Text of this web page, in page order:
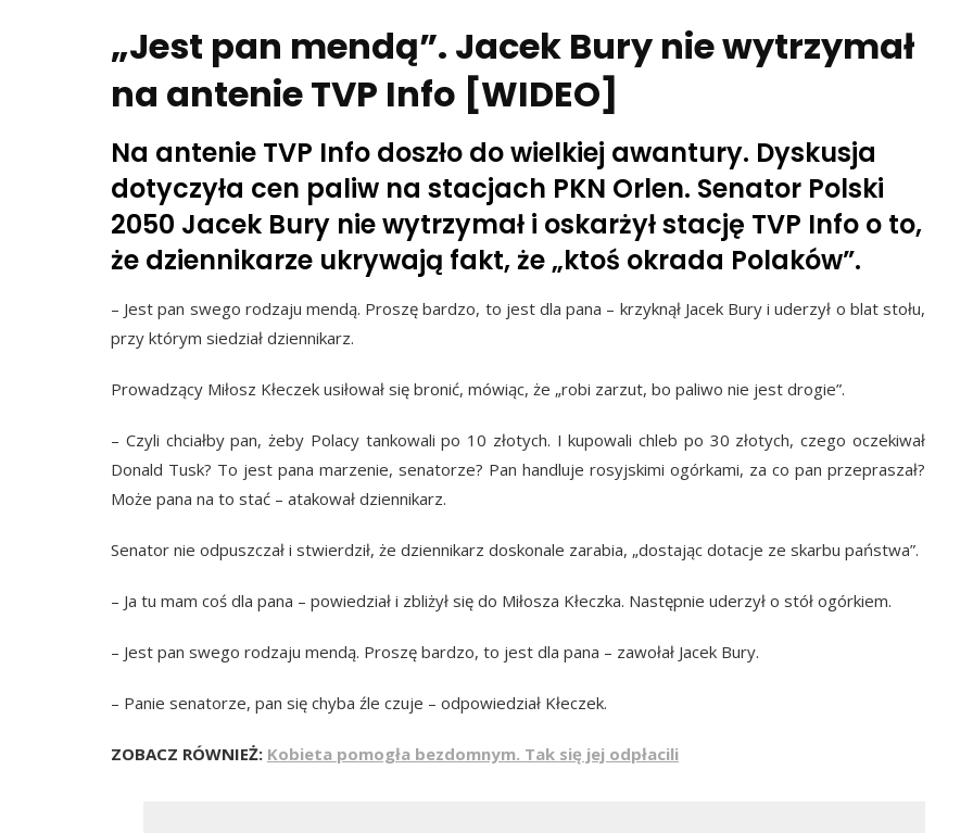
„Jest pan mendą”. Jacek Bury nie wytrzymał
na antenie TVP Info [WIDEO]
Na antenie TVP Info doszło do wielkiej awantury. Dyskusja
dotyczyła cen paliw na stacjach PKN Orlen. Senator Polski
2050 Jacek Bury nie wytrzymał i oskarżył stację TVP Info o to,
że dziennikarze ukrywają fakt, że „ktoś okrada Polaków”.
– Jest pan swego rodzaju mendą. Proszę bardzo, to jest dla pana – krzyknął Jacek Bury i uderzył o blat stołu,
przy którym siedział dziennikarz.
Prowadzący Miłosz Kłeczek usiłował się bronić, mówiąc, że „robi zarzut, bo paliwo nie jest drogie”.
– Czyli chciałby pan, żeby Polacy tankowali po 10 złotych. I kupowali chleb po 30 złotych, czego oczekiwał
Donald Tusk? To jest pana marzenie, senatorze? Pan handluje rosyjskimi ogórkami, za co pan przepraszał?
Może pana na to stać – atakował dziennikarz.
Senator nie odpuszczał i stwierdził, że dziennikarz doskonale zarabia, „dostając dotacje ze skarbu państwa”.
– Ja tu mam coś dla pana – powiedział i zbliżył się do Miłosza Kłeczka. Następnie uderzył o stół ogórkiem.
– Jest pan swego rodzaju mendą. Proszę bardzo, to jest dla pana – zawołał Jacek Bury.
– Panie senatorze, pan się chyba źle czuje – odpowiedział Kłeczek.
ZOBACZ RÓWNIEŻ: Kobieta pomogła bezdomnym. Tak się jej odpłacili